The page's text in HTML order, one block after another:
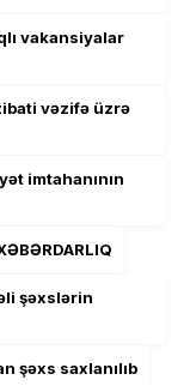
vakansiyalar
vəzifə üzrə
imtahanının
şəxslərin
şəxs saxlanılıb